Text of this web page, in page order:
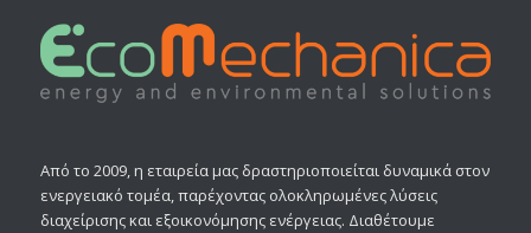
Από το 2009, η εταιρεία μας δραστηριοποιείται δυναμικά στον
ενεργειακό τομέα, παρέχοντας ολοκληρωμένες λύσεις
διαχείρισης και εξοικονόμησης ενέργειας. Διαθέτουμε